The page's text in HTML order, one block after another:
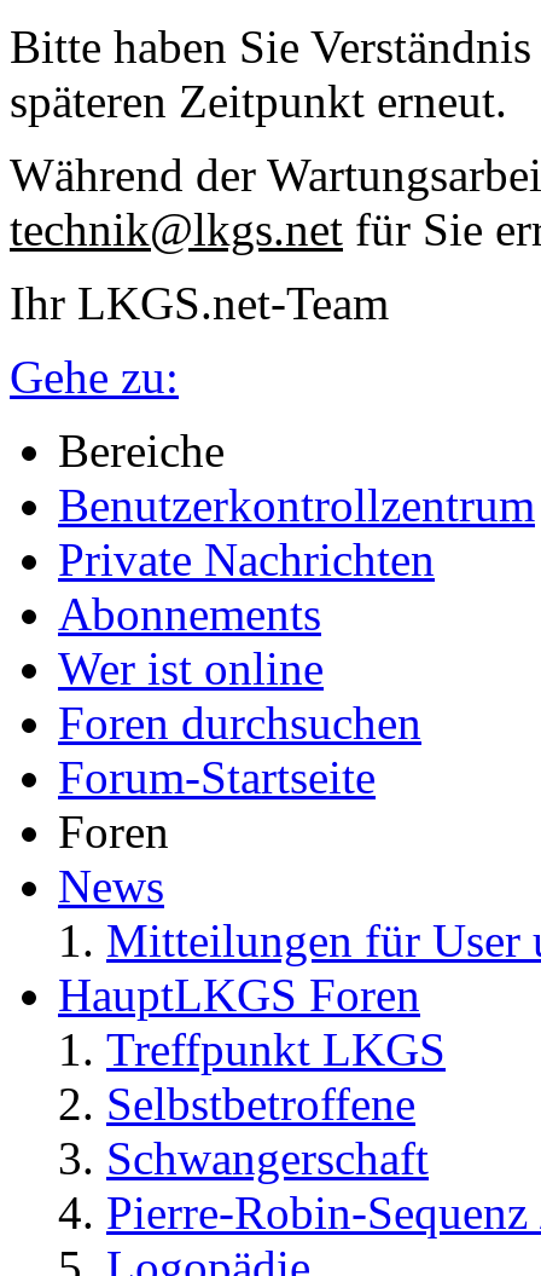
Bitte haben Sie
späteren Zeitpunkt erneut.
Während der
technik@lkgs.net für Sie
Ihr LKGS.net-Team
Gehe zu:
Bereiche
Benutzerkontrollzentrum
Private Nachrichten
Abonnements
Wer ist online
Foren durchsuchen
Forum-Startseite
Foren
News
Mitteilungen für User
HauptLKGS Foren
Treffpunkt LKGS
Selbstbetroffene
Schwangerschaft
Pierre-Robin-